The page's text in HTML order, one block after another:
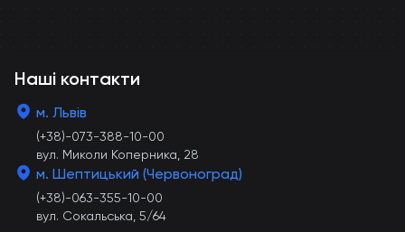
Наші контакти
м. Львів
(+38)-073-388-10-00
вул. Миколи Коперника, 28
м. Шептицький (Червоноград)
(+38)-063-355-10-00
вул. Сокальська, 5/64